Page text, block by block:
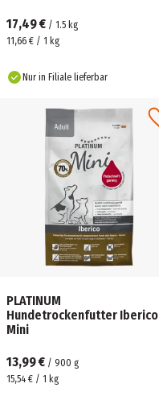
17,49 € / 1.5 kg
11,66 € / 1 kg
Nur in Filiale lieferbar
PLATINUM
Hundetrockenfutter Iberico
Mini
13,99 € / 900 g
15,54 € / 1 kg